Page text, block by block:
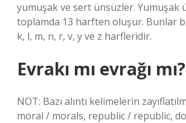
yumuşak ve sert ünsüzler. Yumuşak
toplamda 13 harften oluşur. Bunlar
k, l, m, n, r, v, y ve z harfleridir.
Evrakı mı evrağı mı?
NOT: Bazı alıntı kelimelerin
moral / morals, republic / republic,